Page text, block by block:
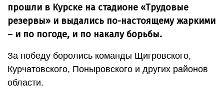
прошли в Курске на стадионе «Трудовые
резервы» и выдались по-настоящему жаркими
– и по погоде, и по накалу борьбы.
За победу боролись команды Щигровского,
Курчатовского, Поныровского и других районов
области.